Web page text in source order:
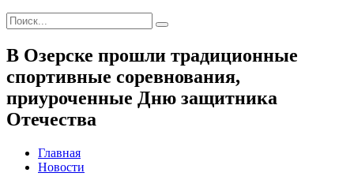
В Озерске прошли традиционные
спортивные соревнования,
приуроченные Дню защитника
Отечества
Главная
Новости